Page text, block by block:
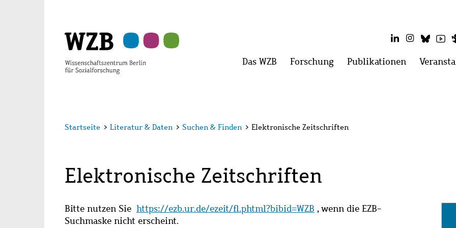
LinkedInInstagram
Hauptmenü
Das WZB Menü
Forschung Menü
Publikationen Menü
Startseite > Literatur & Daten > Suchen & Finden > Elektronische Zeitschriften
Elektronische Zeitschriften
Bitte nutzen Sie https://ezb.ur.de/ezeit/fl.phtml?bibid=WZB , wenn die EZB-
Suchmaske nicht erscheint.